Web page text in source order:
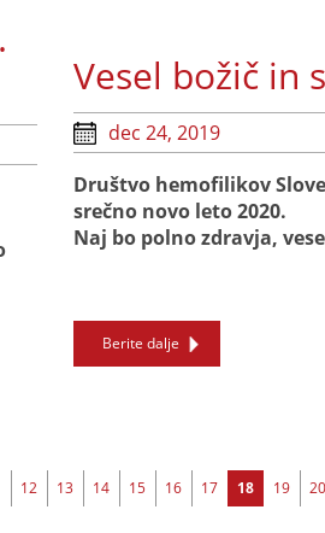
Vesel božič in
dec 24, 2019
Društvo hemofilikov
srečno novo leto 2020.
Naj bo polno zdravja,
Berite dalje
12 13 14 15 16 17 18 19 20